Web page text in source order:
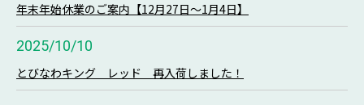
年末年始休業のご案内【12月27日～1月4日】
2025/10/10
とびなわキング レッド 再入荷しました！